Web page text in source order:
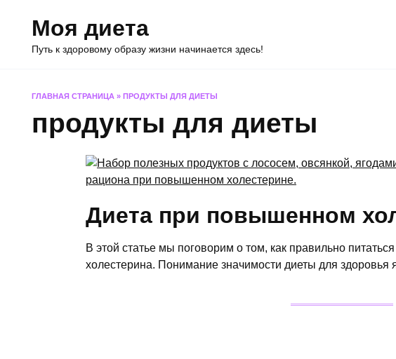
Моя диета
Путь к здоровому образу жизни начинается здесь!
ГЛАВНАЯ СТРАНИЦА » ПРОДУКТЫ ДЛЯ ДИЕТЫ
продукты для диеты
Диета при повышенном
В этой статье мы поговорим о том, как правильно
холестерина. Понимание значимости диеты для